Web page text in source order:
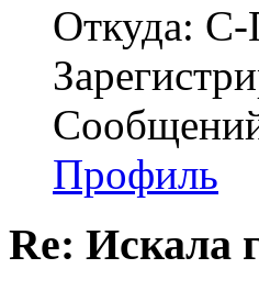
Откуда: С-
Профиль
Re: Искала